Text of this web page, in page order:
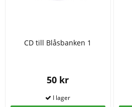
CD till Blåsbanken 1
50 kr